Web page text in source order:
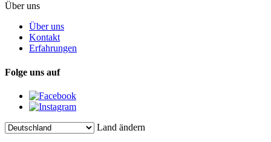
Über uns
Über uns
Kontakt
Erfahrungen
Folge uns auf
Land ändern